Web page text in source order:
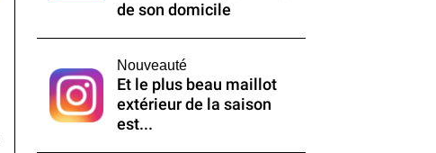
de son domicile
Nouveauté
Et le plus beau maillot
extérieur de la saison
est...